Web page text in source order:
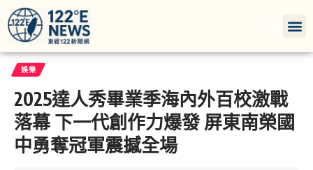
娛樂
2025達人秀畢業季海內外百校激戰
落幕 下一代創作力爆發 屏東南榮國
中勇奪冠軍震撼全場